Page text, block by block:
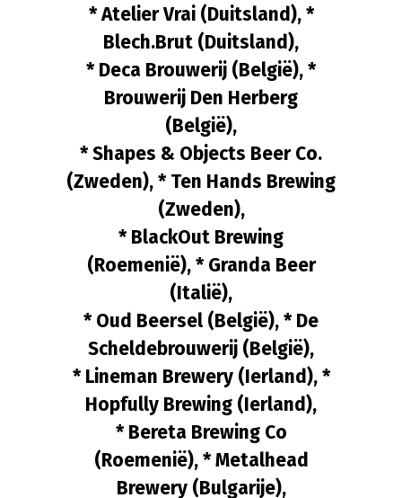
* Atelier Vrai (Duitsland), *
Blech.Brut (Duitsland),
* Deca Brouwerij (België), *
Brouwerij Den Herberg
(België),
* Shapes & Objects Beer Co.
(Zweden), * Ten Hands Brewing
(Zweden),
* BlackOut Brewing
(Roemenië), * Granda Beer
(Italië),
* Oud Beersel (België), * De
Scheldebrouwerij (België),
* Lineman Brewery (Ierland), *
Hopfully Brewing (Ierland),
* Bereta Brewing Co
(Roemenië), * Metalhead
Brewery (Bulgarije),